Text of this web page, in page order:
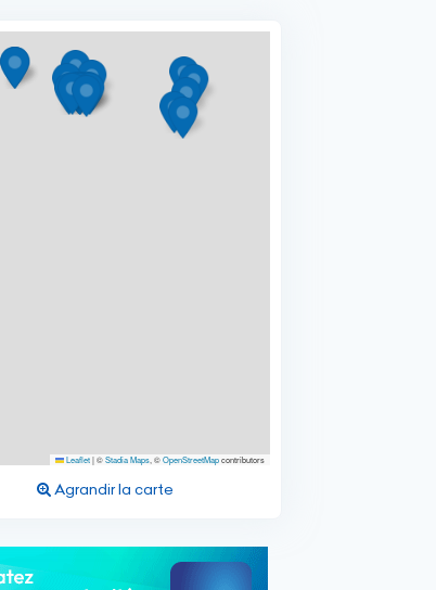
Leaflet|©Stadia Maps, ©OpenStreetMapcontributors
Agrandir la carte